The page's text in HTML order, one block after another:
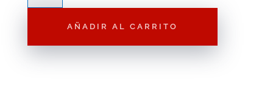
SS
AÑADIR AL CARRITO